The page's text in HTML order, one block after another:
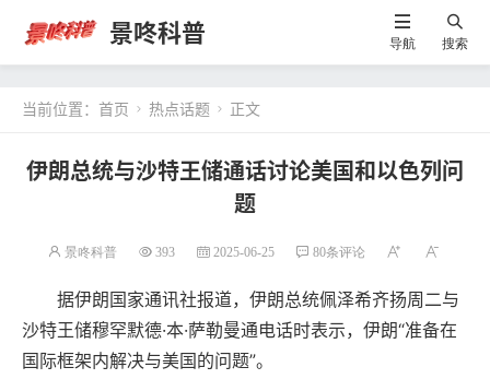
景咚科普 导航 搜索
当前位置： 首页  热点话题  正文
伊朗总统与沙特王储通话讨论美国和以色列问
题
景咚科普 393 2025-06-25 80条评论
据伊朗国家通讯社报道，伊朗总统佩泽希齐扬周二与
沙特王储穆罕默德·本·萨勒曼通电话时表示，伊朗“准备在
国际框架内解决与美国的问题”。